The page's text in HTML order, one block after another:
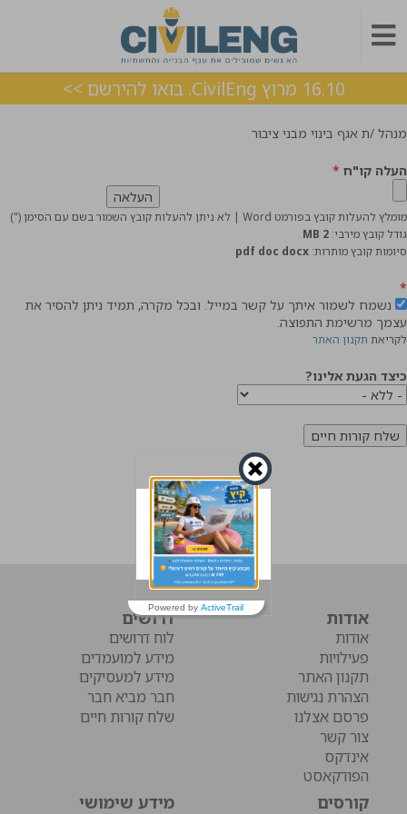
16.10 מרוץ CivilEng. בואו להירשם >>
מנהל /ת אגף בינוי מבני ציבור
העלה קו"ח *
מומלץ להעלות קובץ בפורמט Word | לא ניתן להעלות קובץ השמור בשם עם הסימן (")
גודל קובץ מירבי: 2 MB
סיומות קובץ מותרות: pdf doc docx
*
נשמח לשמור איתך על קשר במייל. ובכל מקרה, תמיד ניתן להסיר את
עצמך מרשימת התפוצה.
לקריאת תקנון האתר
כיצד הגעת אלינו?
אודות
אודות
פעילויות
תקנון האתר
הצהרת נגישות
פרסם אצלנו
צור קשר
אינדקס
הפודקאסט
דרושים
לוח דרושים
מידע למועמדים
מידע למעסיקים
חבר מביא חבר
שלח קורות חיים
קורסים מידע שימושי
Powered byActiveTrail